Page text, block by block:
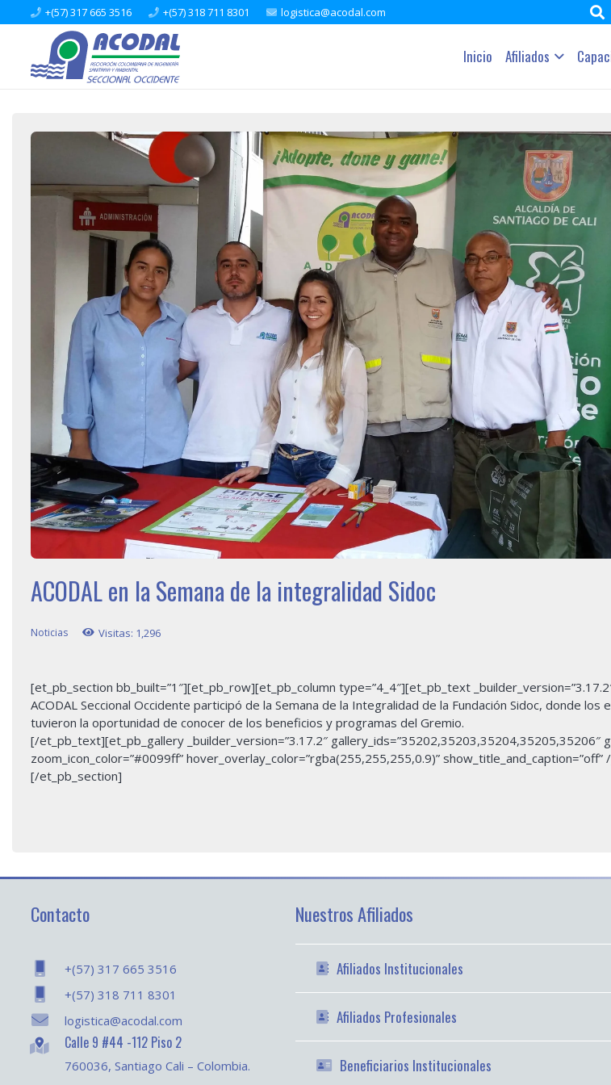
+(57) 317 665 3516 +(57) 318 711 8301 logistica@acodal.com
Inicio Afiliados
ACODAL en la Semana de la integralidad Sidoc
Noticias Visitas: 1,296
[et_pb_section bb_built=”1″][et_pb_row][et_pb_column type=”4_4″][et_pb_text
ACODAL Seccional Occidente participó de la Semana de la Integralidad de la Fundación Sidoc, donde los
tuvieron la oportunidad de conocer de los beneficios y programas del Gremio.
[/et_pb_text][et_pb_gallery _builder_version=”3.17.2″ gallery_ids=”35202,35203,35204,35205,35206″
zoom_icon_color=”#0099ff” hover_overlay_color=”rgba(255,255,255,0.9)”
[/et_pb_section]
Contacto
+(57) 317 665 3516
+(57) 318 711 8301
logistica@acodal.com
Calle 9 #44 -112 Piso 2
760036, Santiago Cali – Colombia.
Nuestros Afiliados
Afiliados Institucionales
Afiliados Profesionales
Beneficiarios Institucionales